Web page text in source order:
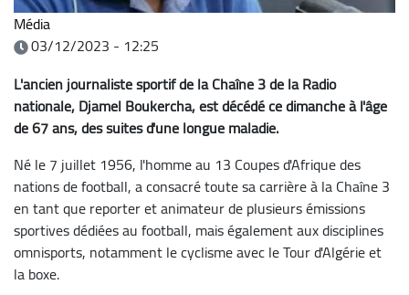
Média
03/12/2023 - 12:25
L'ancien journaliste sportif de la Chaîne 3 de la Radio
nationale, Djamel Boukercha, est décédé ce dimanche à l'âge
de 67 ans, des suites d'une longue maladie.
Né le 7 juillet 1956, l'homme au 13 Coupes d'Afrique des
nations de football, a consacré toute sa carrière à la Chaîne 3
en tant que reporter et animateur de plusieurs émissions
sportives dédiées au football, mais également aux disciplines
omnisports, notamment le cyclisme avec le Tour d'Algérie et
la boxe.